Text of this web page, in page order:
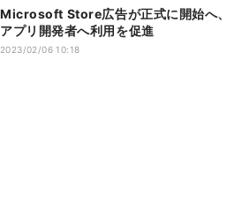
Microsoft Store広告が正式に開始へ、
アプリ開発者へ利用を促進
2023/02/06 10:18